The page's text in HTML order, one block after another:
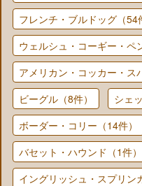
フレンチ・ブルドッグ（54
ウェルシュ・コーギー・ペ
アメリカン・コッカー・ス
ビーグル（8件）
シェ
ボーダー・コリー（14件）
バセット・ハウンド（1件）
イングリッシュ・スプリン